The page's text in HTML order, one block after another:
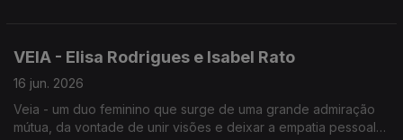
VEIA - Elisa Rodrigues e Isabel Rato
16 jun. 2026
Veia - um duo feminino que surge de uma grande admiração
mútua, da vontade de unir visões e deixar a empatia pessoal